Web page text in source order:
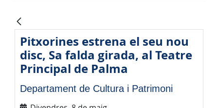
Pitxorines estrena el seu nou
disc, Sa falda girada, al Teatre
Principal de Palma
Departament de Cultura i Patrimoni